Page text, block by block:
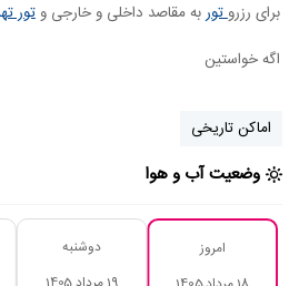
برای رزروتوربه مقاصد داخلی و خارجی وتور
اگه خواستین
اماکن تاریخی
وضعیت آب و هوا
امروز
دوشنبه